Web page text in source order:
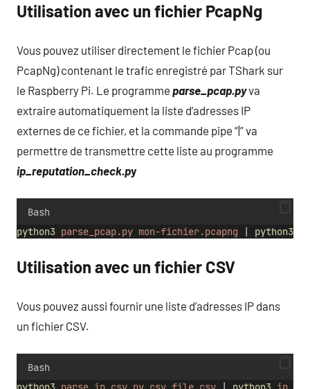
Utilisation avec un fichier PcapNg
Vous pouvez utiliser directement le fichier Pcap (ou
PcapNg) contenant le trafic enregistré par TShark sur
le Raspberry Pi. Le programme parse_pcap.pyva
extraire automatiquement la liste d’adresses IP
externes de ce fichier, et la commande pipe “|” va
permettre de transmettre cette liste au programme
ip_reputation_check.py
Bash
python3 parse_pcap.py mon-fichier.pcapng python3
Utilisation avec un fichier CSV
Vous pouvez aussi fournir une liste d’adresses IP dans
un fichier CSV.
Bash